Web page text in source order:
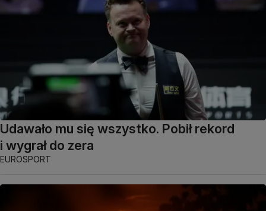
Udawało mu się wszystko. Pobił rekord
i wygrał do zera
EUROSPORT